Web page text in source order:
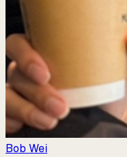
Bob Wei